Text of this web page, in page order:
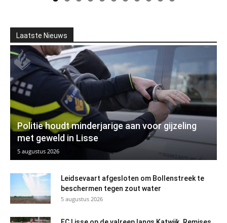
Laatste Nieuws
Politie houdt minderjarige aan voor gijzeling
met geweld in Lisse
5 augustus 2026
Leidsevaart afgesloten om Bollenstreek te
beschermen tegen zout water
5 augustus 2026